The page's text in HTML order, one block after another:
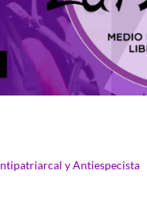
y Antiespecista